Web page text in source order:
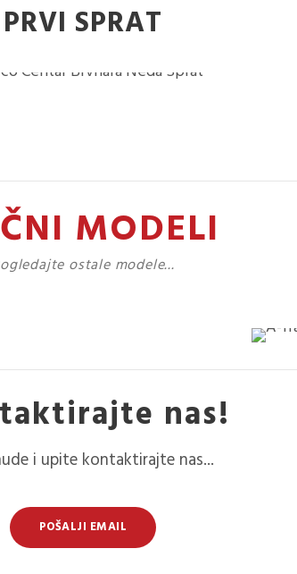
PRVI SPRAT
MODELI
ostale modele...
nas!
i upite kontaktirajte nas...
POŠALJI EMAIL